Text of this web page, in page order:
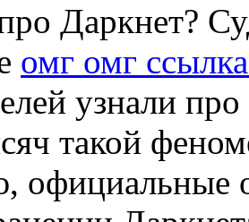
Даркнет?
омг омг
узнали
такой
официальные